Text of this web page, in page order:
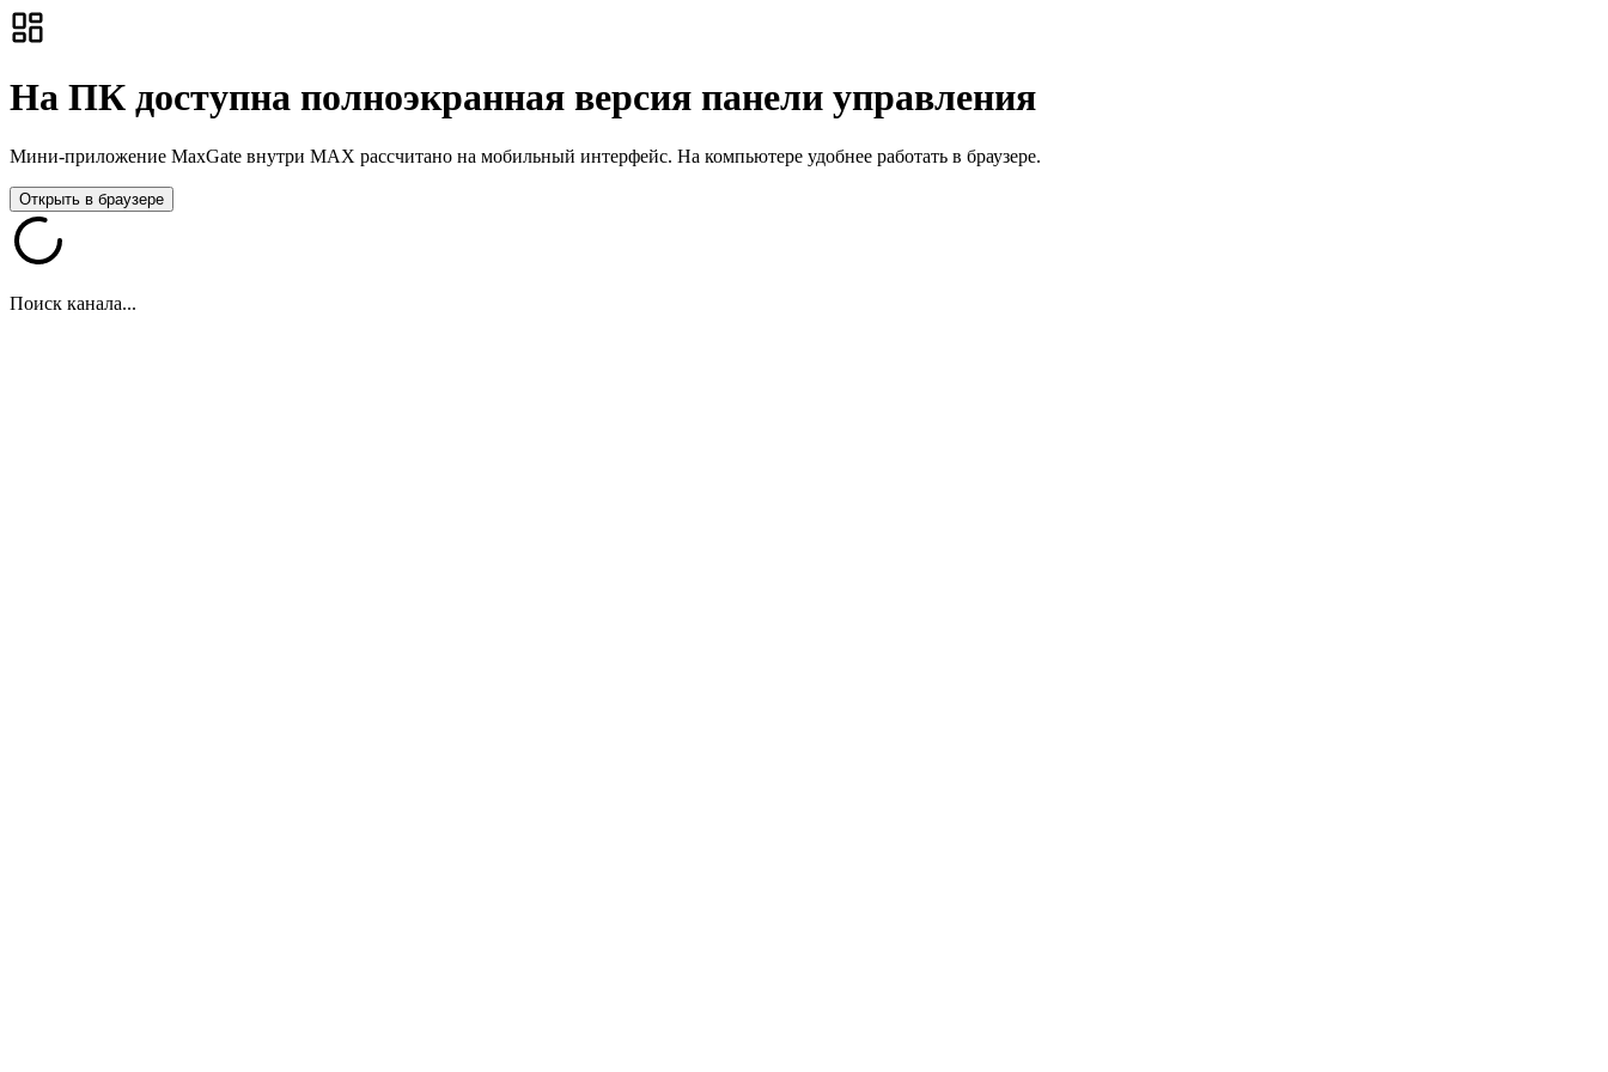
На ПК доступна полноэкранная версия панели управления
Мини-приложение MaxGate внутри MAX рассчитано на мобильный интерфейс. На компьютере удобнее работать в браузере.
Открыть в браузере
Поиск канала...